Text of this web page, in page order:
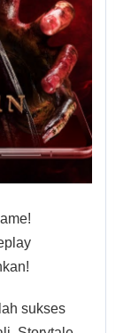
sukses